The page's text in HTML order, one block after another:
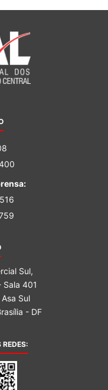
Sul,
Sala 401
Sul
- DF
REDES: